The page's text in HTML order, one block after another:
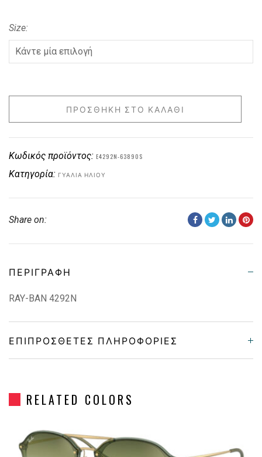
Size
ΠΡΟΣΘΉΚΗ ΣΤΟ ΚΑΛΆΘΙ
Κωδικός προϊόντος: E4292N-63890S
Κατηγορία: ΓΥΑΛΙΆ ΗΛΊΟΥ
Share on:
ΠΕΡΙΓΡΑΦΉ
RAY-BAN 4292N
ΕΠΙΠΡΌΣΘΕΤΕΣ ΠΛΗΡΟΦΟΡΊΕΣ
Material Κόκκαλο/Μέταλο
Color
RELATED COLORS